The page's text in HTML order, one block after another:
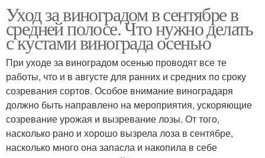
Уход за виноградом в сентябре в
средней полосе. Что нужно делать
с кустами винограда осенью
При уходе за виноградом осенью проводят все те
работы, что и в августе для ранних и средних по сроку
созревания сортов. Особое внимание виноградаря
должно быть направлено на мероприятия, ускоряющие
созревание урожая и вызревание лозы. От того,
насколько рано и хорошо вызрела лоза в сентябре,
насколько много она запасла и накопила в себе